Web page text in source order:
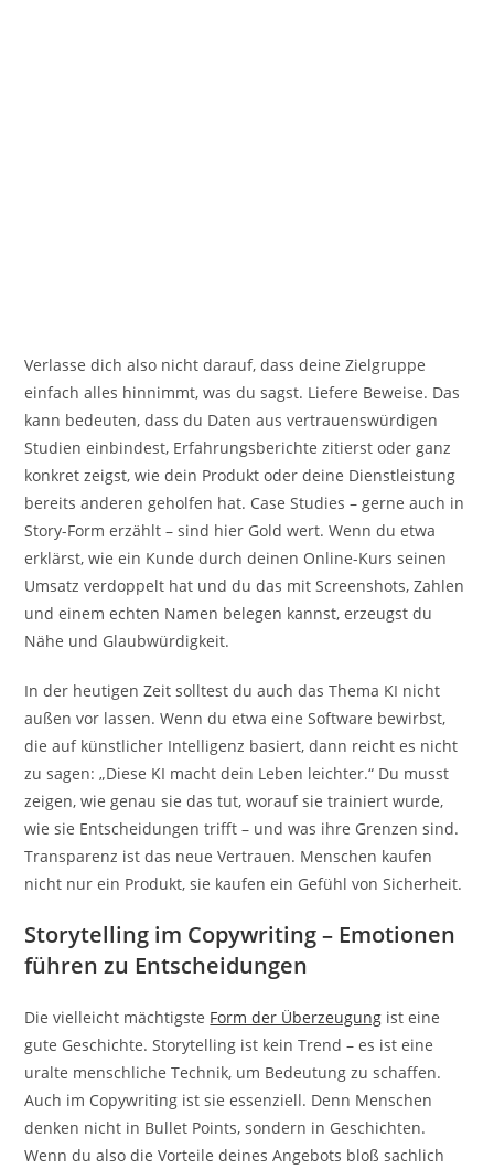
Verlasse dich also nicht darauf, dass deine Zielgruppe
einfach alles hinnimmt, was du sagst. Liefere Beweise. Das
kann bedeuten, dass du Daten aus vertrauenswürdigen
Studien einbindest, Erfahrungsberichte zitierst oder ganz
konkret zeigst, wie dein Produkt oder deine Dienstleistung
bereits anderen geholfen hat. Case Studies – gerne auch in
Story-Form erzählt – sind hier Gold wert. Wenn du etwa
erklärst, wie ein Kunde durch deinen Online-Kurs seinen
Umsatz verdoppelt hat und du das mit Screenshots, Zahlen
und einem echten Namen belegen kannst, erzeugst du
Nähe und Glaubwürdigkeit.
In der heutigen Zeit solltest du auch das Thema KI nicht
außen vor lassen. Wenn du etwa eine Software bewirbst,
die auf künstlicher Intelligenz basiert, dann reicht es nicht
zu sagen: „Diese KI macht dein Leben leichter.“ Du musst
zeigen, wie genau sie das tut, worauf sie trainiert wurde,
wie sie Entscheidungen trifft – und was ihre Grenzen sind.
Transparenz ist das neue Vertrauen. Menschen kaufen
nicht nur ein Produkt, sie kaufen ein Gefühl von Sicherheit.
Storytelling im Copywriting – Emotionen
führen zu Entscheidungen
Die vielleicht mächtigste Form der Überzeugung ist eine
gute Geschichte. Storytelling ist kein Trend – es ist eine
uralte menschliche Technik, um Bedeutung zu schaffen.
Auch im Copywriting ist sie essenziell. Denn Menschen
denken nicht in Bullet Points, sondern in Geschichten.
Wenn du also die Vorteile deines Angebots bloß sachlich